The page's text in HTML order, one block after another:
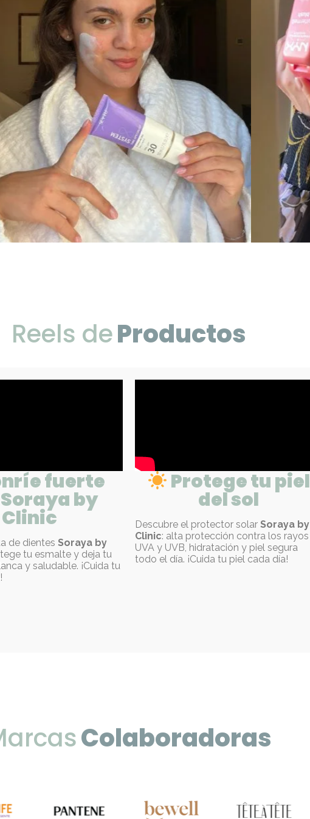
Reels deProductos
fuerte
by
Clinic
de dientes Soraya by
tu esmalte y deja tu
y saludable. ¡Cuida tu
Protege tu piel
del sol
Descubre el protector solar Soraya by
Clinic: alta protección contra los rayos
UVA y UVB, hidratación y piel segura
todo el día. ¡Cuida tu piel cada día!
Colaboradoras